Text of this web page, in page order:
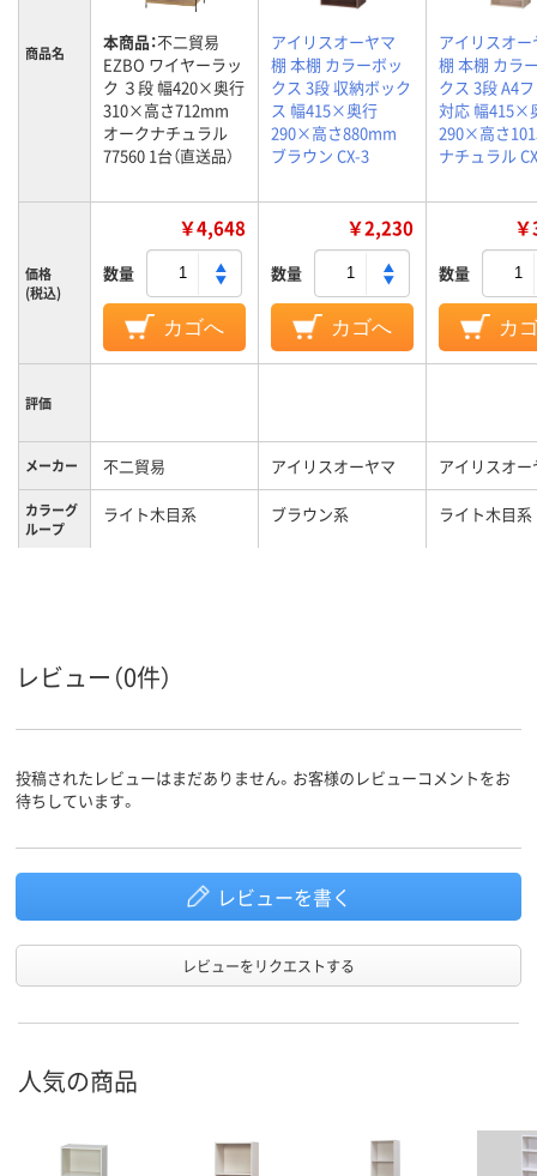
商品名 本商品：不二貿易
EZBO ワイヤーラッ
ク ３段 幅420×奥行
310×高さ712mm
オークナチュラル
77560 1台（直送品）
アイリスオーヤマ
棚 本棚 カラーボッ
クス 3段 収納ボック
ス 幅415×奥行
290×高さ880mm
ブラウン CX-3
アイリスオー
棚 本棚 カラ
クス 3段 A4
対応 幅415×
290×高さ
ナチュラル
価格
(税込)
￥4,648
数量
カゴへ
￥2,230
数量
カゴへ
数量
カ
評価
メーカー 不二貿易 アイリスオーヤマ アイリスオー
カラーグ
ループ
ライト木目系 ブラウン系 ライト木目系
レビュー（0件）
投稿されたレビューはまだありません。お客様のレビューコメントをお
待ちしています。
レビューを書く
レビューをリクエストする
人気の商品